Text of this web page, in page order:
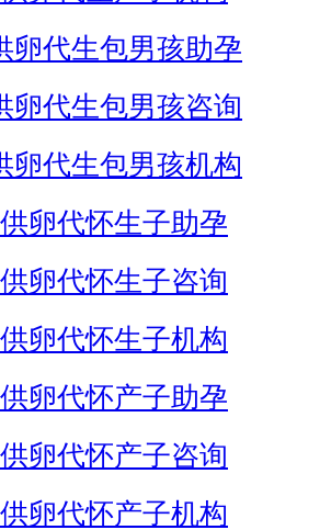
卵代生包男孩助孕
卵代生包男孩咨询
卵代生包男孩机构
卵代怀生子助孕
卵代怀生子咨询
卵代怀生子机构
卵代怀产子助孕
卵代怀产子咨询
卵代怀产子机构